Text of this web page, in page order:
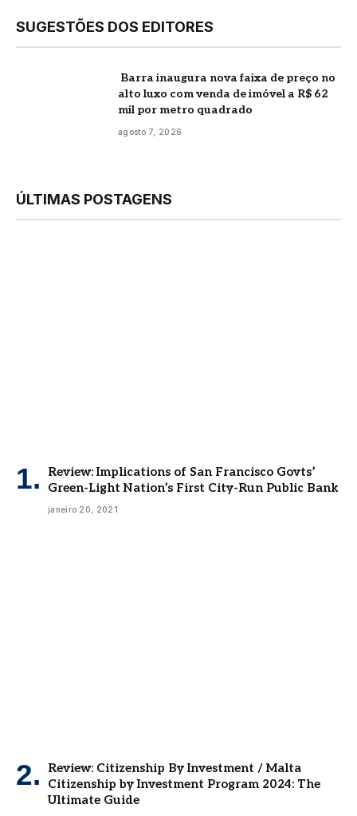
SUGESTÕES DOS EDITORES
Barra inaugura nova faixa de preço no
alto luxo com venda de imóvel a R$ 62
mil por metro quadrado
agosto 7, 2026
ÚLTIMAS POSTAGENS
Review: Implications of San Francisco Govts’
Green-Light Nation’s First City-Run Public Bank
janeiro 20, 2021
Review: Citizenship By Investment / Malta
Citizenship by Investment Program 2024: The
Ultimate Guide